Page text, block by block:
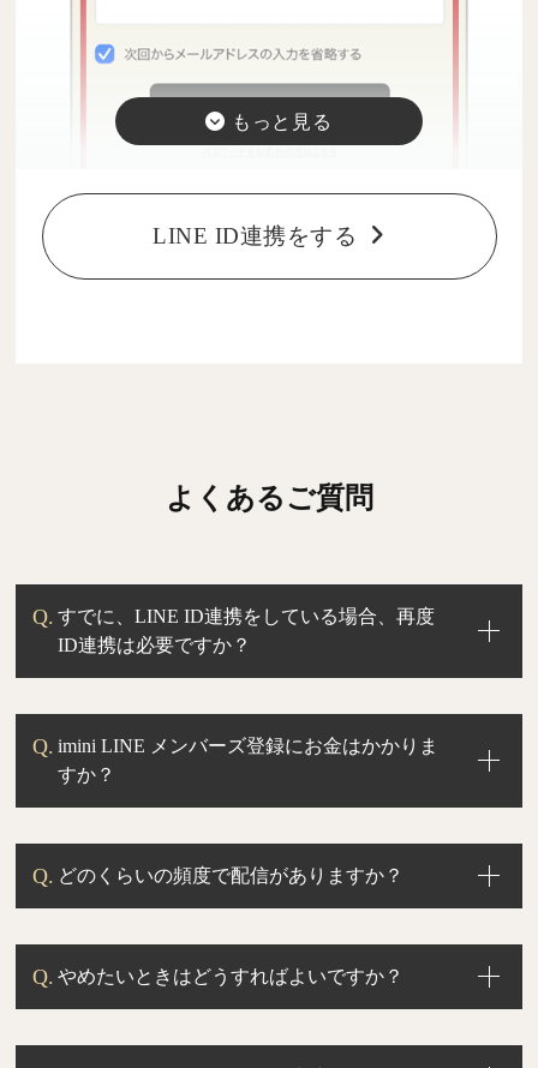
LINE ID連携をする
よくあるご質問
すでに、LINE ID連携をしている場合、再度
ID連携は必要ですか？
imini LINE メンバーズ登録にお金はかかりま
すか？
どのくらいの頻度で配信がありますか？
やめたいときはどうすればよいですか？